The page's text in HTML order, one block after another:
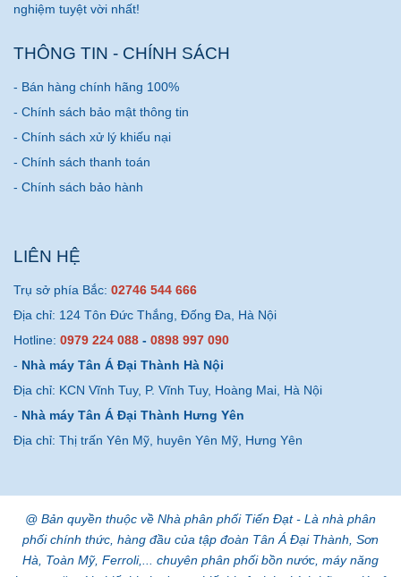
nghiệm tuyệt vời nhất!
THÔNG TIN - CHÍNH SÁCH
- Bán hàng chính hãng 100%
- Chính sách bảo mật thông tin
- Chính sách xử lý khiếu nại
- Chính sách thanh toán
- Chính sách bảo hành
LIÊN HỆ
Trụ sở phía Bắc: 02746 544 666
Địa chỉ: 124 Tôn Đức Thắng, Đống Đa, Hà Nội
Hotline: 0979 224 088 - 0898 997 090
- Nhà máy Tân Á Đại Thành Hà Nội
Địa chỉ: KCN Vĩnh Tuy, P. Vĩnh Tuy, Hoàng Mai, Hà Nội
- Nhà máy Tân Á Đại Thành Hưng Yên
Địa chỉ: Thị trấn Yên Mỹ, huyên Yên Mỹ, Hưng Yên
@ Bản quyền thuộc về Nhà phân phối Tiến Đạt - Là nhà phân
phối chính thức, hàng đầu của tập đoàn Tân Á Đại Thành, Sơn
Hà, Toàn Mỹ, Ferroli,... chuyên phân phối bồn nước, máy năng